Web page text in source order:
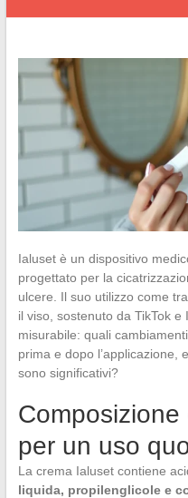
Ialuset è un dispositivo
progettato per la
ulcere. Il suo utilizzo come
il viso, sostenuto da TikTok
misurabile: quali
prima e dopo l’applicazione,
sono significativi?
per un uso
La crema Ialuset contiene
liquida, propilenglicole e